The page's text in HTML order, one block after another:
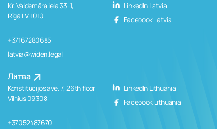
Kr. Valdemāra iela 33-1,
Rīga LV-1010
+37167280685
latvia@widen.legal
LinkedIn Latvia
Facebook Latvia
Литва
Konstitucijos ave. 7, 26th floor
Vilnius 09308
+37052487670
LinkedIn Lithuania
Facebook Lithuania